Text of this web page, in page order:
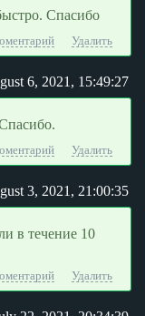
Спасибо
Удалить
6, 2021, 15:49:27
Удалить
3, 2021, 21:00:35
в течение 10
Удалить